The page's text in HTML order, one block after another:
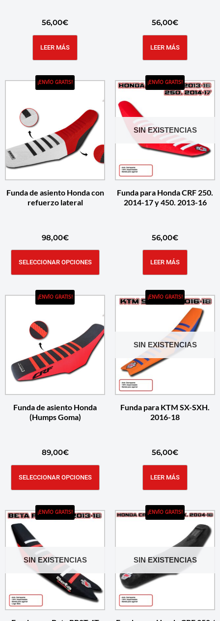
56,00€
LEER MÁS
56,00€
LEER MÁS
¡ENVÍO GRATIS!
Funda de asiento Honda con
refuerzo lateral
98,00€
SELECCIONAR OPCIONES
SIN EXISTENCIAS
¡ENVÍO GRATIS!
Funda para Honda CRF 250.
2014-17 y 450. 2013-16
56,00€
LEER MÁS
¡ENVÍO GRATIS!
Funda de asiento Honda
(Humps Goma)
89,00€
SELECCIONAR OPCIONES
SIN EXISTENCIAS
¡ENVÍO GRATIS!
Funda para KTM SX-SXH.
2016-18
56,00€
LEER MÁS
SIN EXISTENCIAS
¡ENVÍO GRATIS!
SIN EXISTENCIAS
¡ENVÍO GRATIS!